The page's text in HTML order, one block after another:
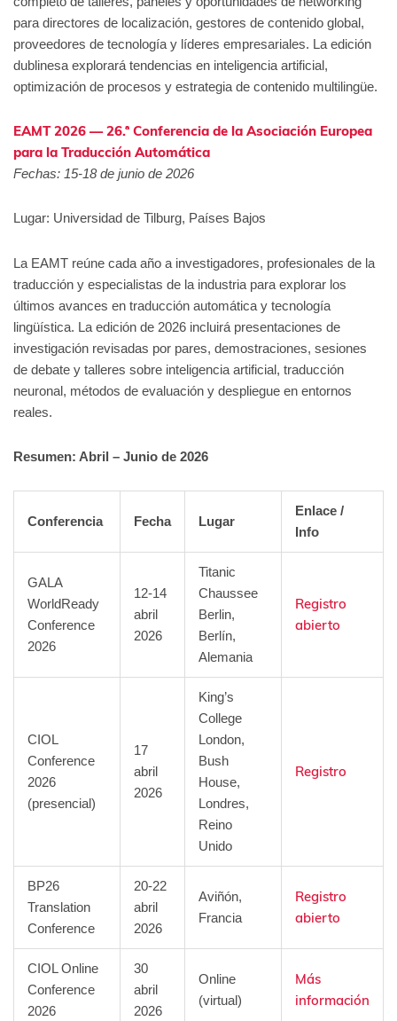
para directores de localización, gestores de contenido global,
proveedores de tecnología y líderes empresariales. La edición
dublinesa explorará tendencias en inteligencia artificial,
optimización de procesos y estrategia de contenido multilingüe.
EAMT 2026 — 26.ª Conferencia de la Asociación Europea
para la Traducción Automática
Fechas: 15-18 de junio de 2026
Lugar: Universidad de Tilburg, Países Bajos
La EAMT reúne cada año a investigadores, profesionales de la
traducción y especialistas de la industria para explorar los
últimos avances en traducción automática y tecnología
lingüística. La edición de 2026 incluirá presentaciones de
investigación revisadas por pares, demostraciones, sesiones
de debate y talleres sobre inteligencia artificial, traducción
neuronal, métodos de evaluación y despliegue en entornos
reales.
Resumen: Abril – Junio de 2026
Conferencia Fecha Lugar
Enlace /
Info
GALA
WorldReady
Conference
2026
12-14
abril
2026
Titanic
Chaussee
Berlin,
Berlín,
Alemania
Registro
abierto
CIOL
Conference
2026
(presencial)
17
abril
2026
King’s
College
London,
Bush
House,
Londres,
Reino
Unido
Registro
BP26
Translation
Conference
20-22
abril
2026
Aviñón,
Francia
Registro
abierto
CIOL Online
Conference
2026
30
abril
2026
Online
(virtual)
Más
información